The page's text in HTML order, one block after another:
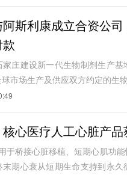
斯利康成立合资公
庄建设新一代生物制剂生产
市场生产及供应双方约定的生
心医疗人工心脏产
于桥接心脏移植、短期心肌功
期心衰从短期生命支持到永